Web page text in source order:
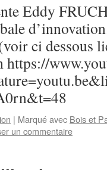
Eddy
ci dessous
| Marqué avec Bois et
un commentaire